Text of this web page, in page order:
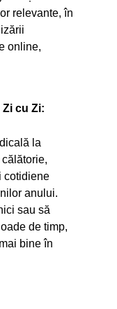
relevante, în
online,
cu Zi:
la
cotidiene
anului.
sau să
de timp,
bine în